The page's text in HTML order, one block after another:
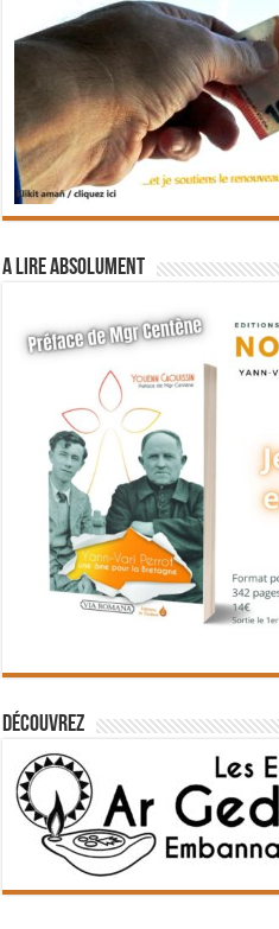
A lire absolument
Découvrez